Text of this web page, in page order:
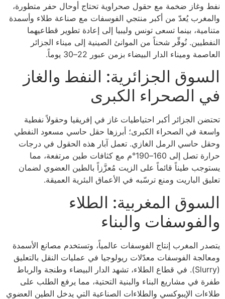
نفط وغاز ضخمة مع حقول صحراوية تحتاج أوحال حفر متطورة،
والمغرب يُعدّ من أكبر منتجي الفوسفات مع صناعة طلاء وأسمدة
متنامية، بينما تسعى تونس وليبيا إلى إعادة تطوير قطاعيهما
النفطيين. نُوفِّر شحناً من الموانئ الصينية إلى ميناء الجزائر
العاصمة وميناء الدار البيضاء بزمن عبور 22–30 يوماً.
السوق الجزائرية: النفط والغاز
في الصحراء الكبرى
تحتضن الجزائر أكبر احتياطيات غاز في إفريقيا وحقولاً نفطية
واسعة في الصحراء الكبرى؛ أبرزها حقل حاسي مسعود النفطي
وحقل حاسي الرمل الغازي. تعمل آبار هذه الحقول في درجات
حرارة تصل إلى 160–190°م مع كثافات طين مرتفعة، مما
يستوجب طيناً قائماً على الزيت مُعزَّزاً بالطين العضوي لضمان
تعليق الباريت ومنع ترسّبه في الأعماق البئرية العميقة.
السوق المغربية: الطلاء
والفوسفات والبناء
يتصدر المغرب إنتاج الفوسفات عالمياً، وتستخدم مصانع الأسمدة
ومعالجة الفوسفات معدّلات ريولوجيا في عمليات النقل بالتعليق
(Slurry). في قطاع الطلاء، تشهد الدار البيضاء وطنجة والرباط
طفرة في مشاريع البناء والبنية التحتية، مما يرفع الطلب على
طلاءات الإيبوكسي والطلاءات الصناعية التي يدخل الطين العضوي